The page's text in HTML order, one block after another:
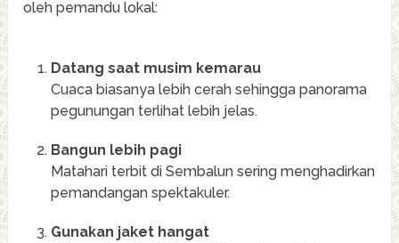
oleh pemandu lokal:
Datang saat musim kemarau
Cuaca biasanya lebih cerah sehingga panorama
pegunungan terlihat lebih jelas.
Bangun lebih pagi
Matahari terbit di Sembalun sering menghadirkan
pemandangan spektakuler.
Gunakan jaket hangat